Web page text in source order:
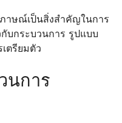
าษณ์เป็นสิ่งสำคัญในการ
บกระบวนการ รูปแบบ
ตรียมตัว
นการ